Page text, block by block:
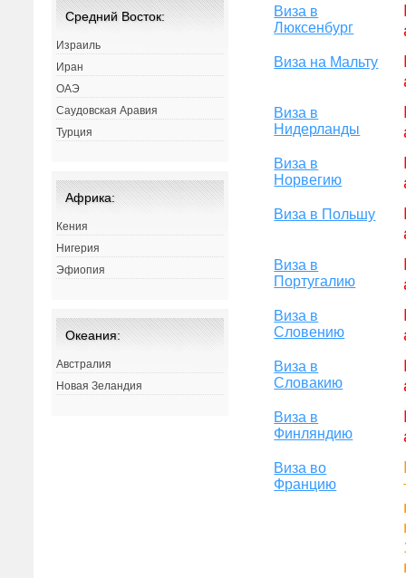
Виза в
Люксенбург
Виза на Мальту
Виза в
Нидерланды
Виза в
Норвегию
Виза в Польшу
Виза в
Португалию
Виза в
Словению
Виза в
Словакию
Виза в
Финляндию
Виза во
Францию
Средний Восток:
Израиль
Иран
ОАЭ
Саудовская Аравия
Турция
Африка:
Кения
Нигерия
Эфиопия
Океания:
Австралия
Новая Зеландия